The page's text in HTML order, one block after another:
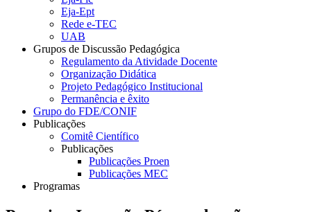
Eja-Ept
Rede e-TEC
UAB
Grupos de Discussão Pedagógica
Regulamento da Atividade Docente
Organização Didática
Projeto Pedagógico Institucional
Permanência e êxito
Grupo do FDE/CONIF
Publicações
Comitê Científico
Publicações
Publicações Proen
Publicações MEC
Programas